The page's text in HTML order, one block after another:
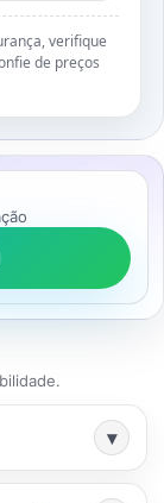
verifique
de preços
▾